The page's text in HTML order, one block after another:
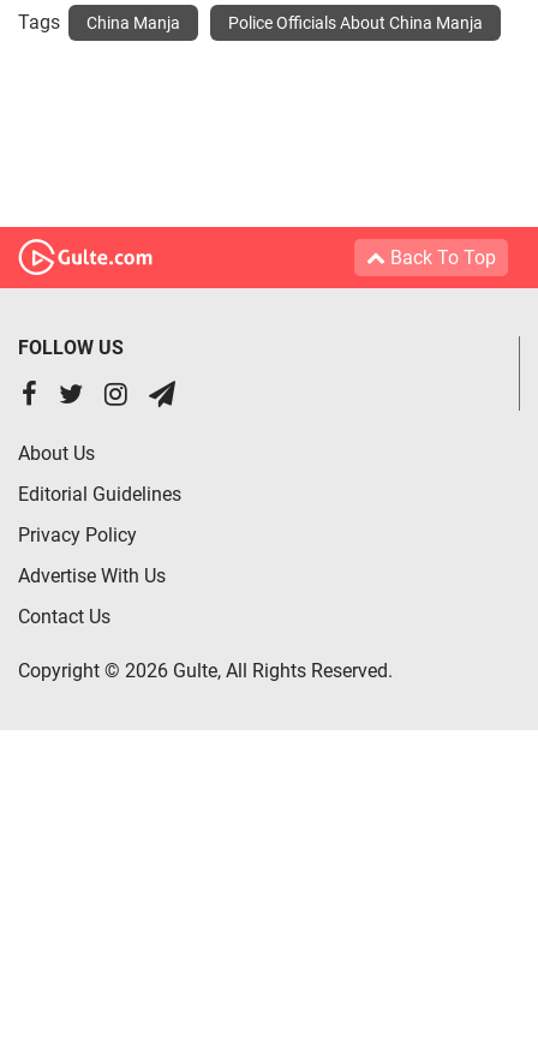
Tags China Manja Police Officials About China Manja
Back To Top
FOLLOW US
About Us
Editorial Guidelines
Privacy Policy
Advertise With Us
Contact Us
Copyright © 2026 Gulte, All Rights Reserved.